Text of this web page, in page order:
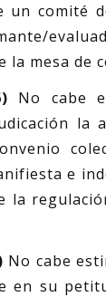
un comité
la mesa de
No cabe
la
e
la
No cabe
en su